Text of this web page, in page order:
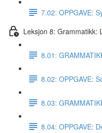
7.02: OPPGAVE:
Leksjon 8:
8.01:
8.02: OPPGAVE:
8.03:
8.04: OPPGAVE: